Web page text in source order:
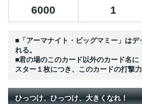
6000 1
■「アーマナイト・ビッグマミー」はデ
れる。
■君の場のこのカード以外のカード名に
スター１枚につき、このカードの打撃力
ひっつけ、ひっつけ、大きくなれ！